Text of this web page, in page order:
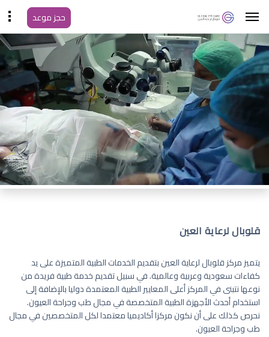
حجز موعد
قلوبال لرعاية العين
يتميز مركز قلوبال لرعاية العين بتقديم الخدمات الطبية المتميزة على يد
كفاءات سعودية وعربية وعالمية. في سبيل تقديم خدمة طبية فريدة من
نوعها نتبنى في المركز أعلى المعايير الطبية المعتمدة دوليا بالإضافة إلى
استخدام أحدث الأجهزة الطبية المتخصصة في مجال طب وجراحة العيون.
نحرص كذلك على أن نكون مركزا أكاديميا معتمدا لكل المتخصصين في مجال
طب وجراحة العيون.